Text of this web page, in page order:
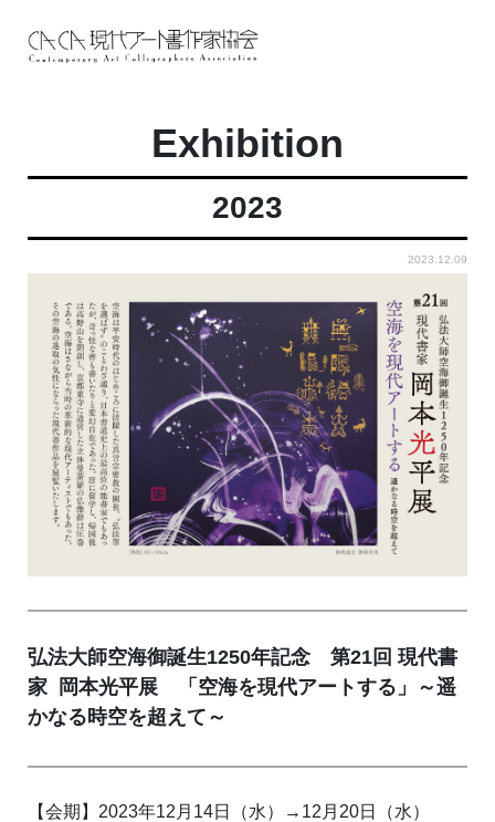
Exhibition
2023
2023.12.09
弘法大師空海御誕生1250年記念 第21回 現代書
家 岡本光平展 「空海を現代アートする」～遥
かなる時空を超えて～
【会期】2023年12月14日（水）→12月20日（水）